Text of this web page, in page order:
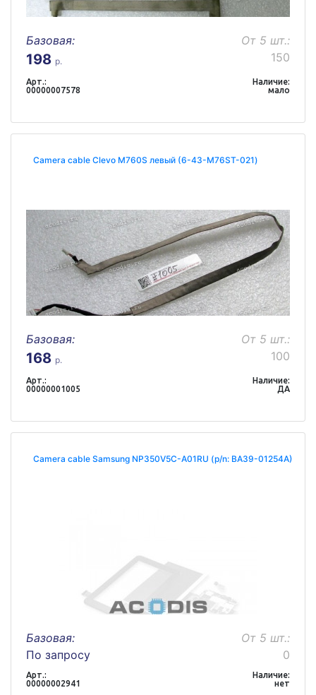
Базовая:
198 р.
От 5 шт.:
150
Арт.:
00000007578
Наличие:
мало
Camera cable Clevo M760S левый (6-43-M76ST-021)
Базовая:
168 р.
От 5 шт.:
100
Арт.:
00000001005
Наличие:
ДА
Camera cable Samsung NP350V5C-A01RU (p/n: BA39-01254A)
Базовая:
По запросу
От 5 шт.:
0
Арт.:
00000002941
Наличие:
нет